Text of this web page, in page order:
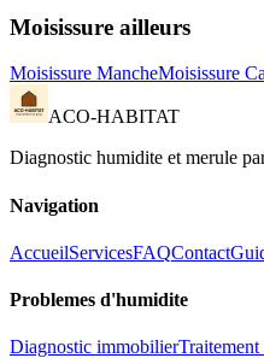
Moisissure ailleurs
Moisissure MancheMoisissure
ACO-HABITAT
Diagnostic humidite et merule
Navigation
AccueilServicesFAQContact
Problemes d'humidite
Diagnostic immobilier